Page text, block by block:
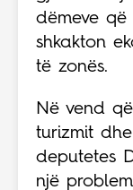
dëmeve
shkakton
të zonës.
Në vend
turizmit
deputetes
një